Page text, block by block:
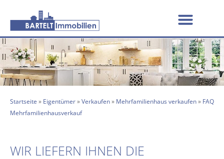
Startseite » Eigentümer»Verkaufen» Mehrfamilienhaus verkaufen» FAQ
Mehrfamilienhausverkauf
WIR LIEFERN IHNEN DIE